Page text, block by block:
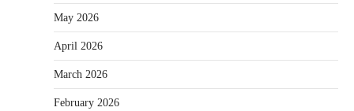
May 2026
April 2026
March 2026
February 2026